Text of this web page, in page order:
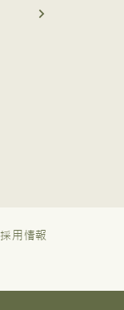
navigate_next
採用情報